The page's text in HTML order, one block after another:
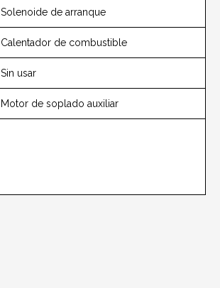
Solenoide de arranque
Calentador de combustible
Sin usar
Motor de soplado auxiliar